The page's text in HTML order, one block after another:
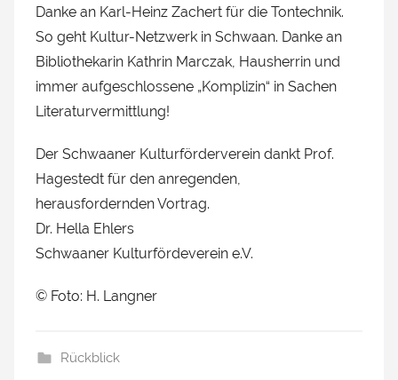
Danke an Karl-Heinz Zachert für die Tontechnik.
So geht Kultur-Netzwerk in Schwaan. Danke an
Bibliothekarin Kathrin Marczak, Hausherrin und
immer aufgeschlossene „Komplizin“ in Sachen
Literaturvermittlung!
Der Schwaaner Kulturförderverein dankt Prof.
Hagestedt für den anregenden,
herausfordernden Vortrag.
Dr. Hella Ehlers
Schwaaner Kulturfördeverein e.V.
© Foto: H. Langner
Rückblick